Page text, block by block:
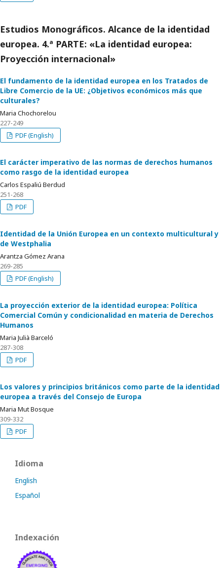
Estudios Monográficos. Alcance de la identidad
europea. 4.ª PARTE: «La identidad europea:
Proyección internacional»
El fundamento de la identidad europea en los Tratados de
Libre Comercio de la UE: ¿Objetivos económicos más que
culturales?
Maria Chochorelou
227-249
PDF (English)
El carácter imperativo de las normas de derechos humanos
como rasgo de la identidad europea
Carlos Espaliú Berdud
251-268
PDF
Identidad de la Unión Europea en un contexto multicultural y
de Westphalia
Arantza Gómez Arana
269-285
PDF (English)
La proyección exterior de la identidad europea: Política
Comercial Común y condicionalidad en materia de Derechos
Humanos
Maria Julià Barceló
287-308
PDF
Los valores y principios británicos como parte de la identidad
europea a través del Consejo de Europa
Maria Mut Bosque
309-332
PDF
Idioma
English
Español
Indexación